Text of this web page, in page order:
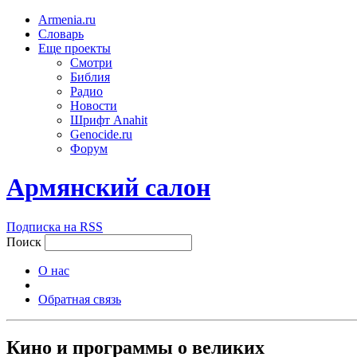
Armenia.ru
Словарь
Еще проекты
Смотри
Библия
Радио
Новости
Шрифт Anahit
Genocide.ru
Форум
Армянский салон
Подписка на RSS
Поиск
О нас
Обратная связь
Кино и программы о великих